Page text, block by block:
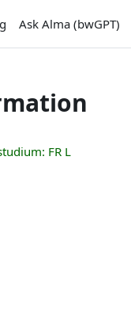
Ask Alma (bwGPT)
FR L